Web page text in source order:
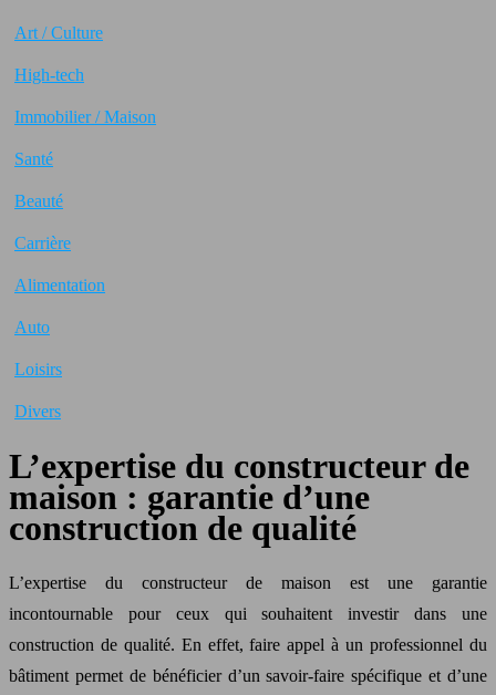
Art / Culture
High-tech
Immobilier / Maison
Santé
Beauté
Carrière
Alimentation
Auto
Loisirs
Divers
L’expertise du constructeur de
maison : garantie d’une
construction de qualité
L’expertise du constructeur de maison est une garantie
incontournable pour ceux qui souhaitent investir dans une
construction de qualité. En effet, faire appel à un professionnel du
bâtiment permet de bénéficier d’un savoir-faire spécifique et d’une